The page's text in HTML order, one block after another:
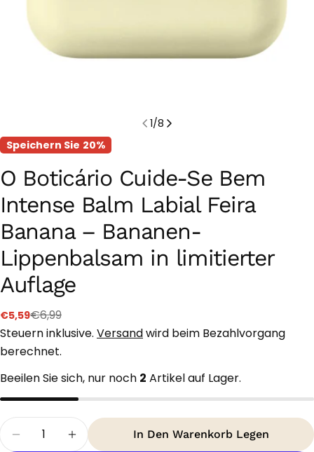
1/8
Speichern Sie 20%
O Boticário Cuide-Se Bem
Intense Balm Labial Feira
Banana – Bananen-
Lippenbalsam in limitierter
Auflage
Verkaufspreis
€5,59
Regulärer
Preis
€6,99
Steuern inklusive. Versandwird beim Bezahlvorgang
berechnet.
Beeilen Sie sich, nur noch 2 Artikel auf Lager.
Menge
Menge Für O Boticário Cuide-Se Bem Intense
Menge Für O Boticário Cuide-Se
In Den Warenkorb Legen